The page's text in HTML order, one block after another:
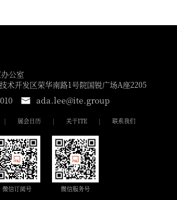
公室
术开发区荣华南路1号院国锐广场A座2205
ada.lee@ite.group
展会日历 关于ITE 联系我们
微信订阅号 微信服务号